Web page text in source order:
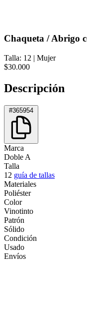
Chaqueta / Abrigo
Talla: 12 | Mujer
$30.000
Descripción
#365954
Marca
Doble A
Talla
12 guía de tallas
Materiales
Poliéster
Color
Vinotinto
Patrón
Sólido
Condición
Usado
Envíos